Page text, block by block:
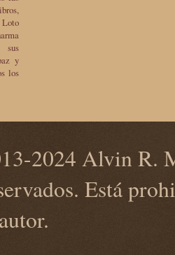
Loto
sus
y
los
2024 Alvin R.
Está